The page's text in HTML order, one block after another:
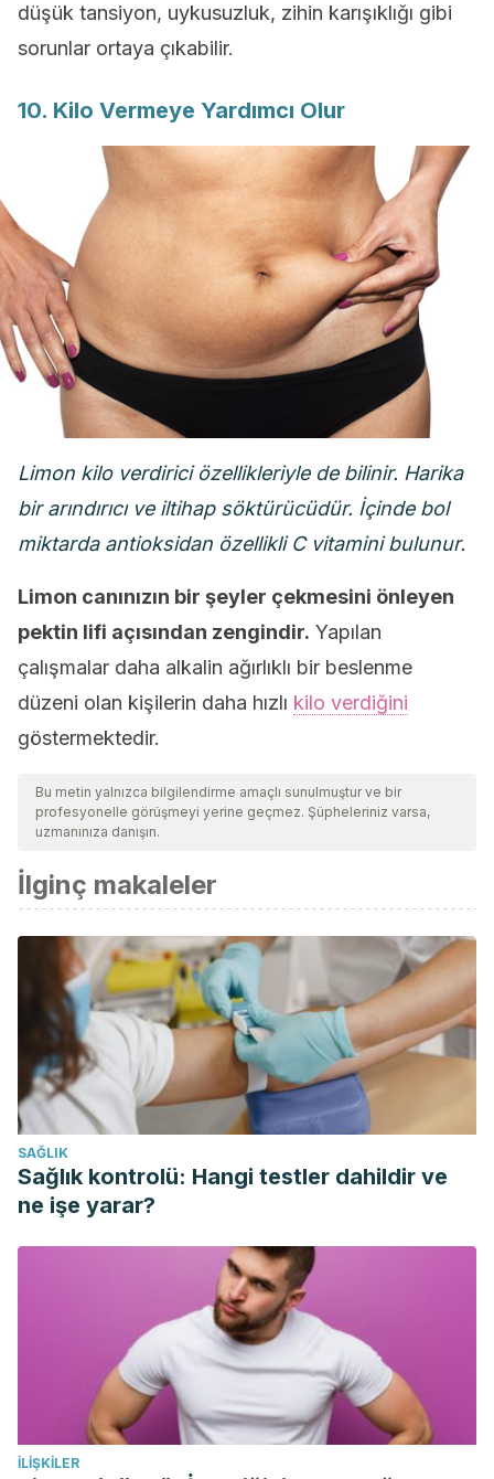
düşük tansiyon, uykusuzluk, zihin karışıklığı gibi
sorunlar ortaya çıkabilir.
10. Kilo Vermeye Yardımcı Olur
Limon kilo verdirici özellikleriyle de bilinir. Harika
bir arındırıcı ve iltihap söktürücüdür. İçinde bol
miktarda antioksidan özellikli C vitamini bulunur.
Limon canınızın bir şeyler çekmesini önleyen
pektin lifi açısından zengindir. Yapılan
çalışmalar daha alkalin ağırlıklı bir beslenme
düzeni olan kişilerin daha hızlı kilo verdiğini
göstermektedir.
Bu metin yalnızca bilgilendirme amaçlı sunulmuştur ve bir
profesyonelle görüşmeyi yerine geçmez. Şüpheleriniz varsa,
uzmanınıza danışın.
İlginç makaleler
SAĞLIK
Sağlık kontrolü: Hangi testler dahildir ve
ne işe yarar?
İLIŞKILER